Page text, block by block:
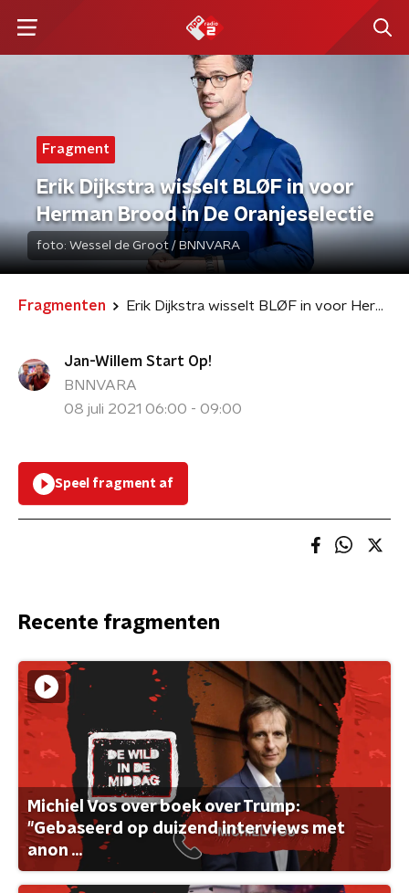
Fragment
Erik Dijkstra wisselt BLØF in voor
Herman Brood in De Oranjeselectie
foto: Wessel de Groot / BNNVARA
Fragmenten Erik Dijkstra wisselt BLØF in voor Herman Brood in De Oranjeselectie
Jan-Willem Start Op!
BNNVARA
08 juli 2021 06:00 - 09:00
Speel fragment af
Recente fragmenten
Michiel Vos over boek over Trump:
"Gebaseerd op duizend interviews met
anon ...